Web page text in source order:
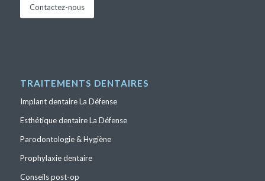
Contactez-nous
TRAITEMENTS DENTAIRES
Implant dentaire La Défense
Esthétique dentaire La Défense
Parodontologie & Hygiène
Prophylaxie dentaire
Conseils post-op